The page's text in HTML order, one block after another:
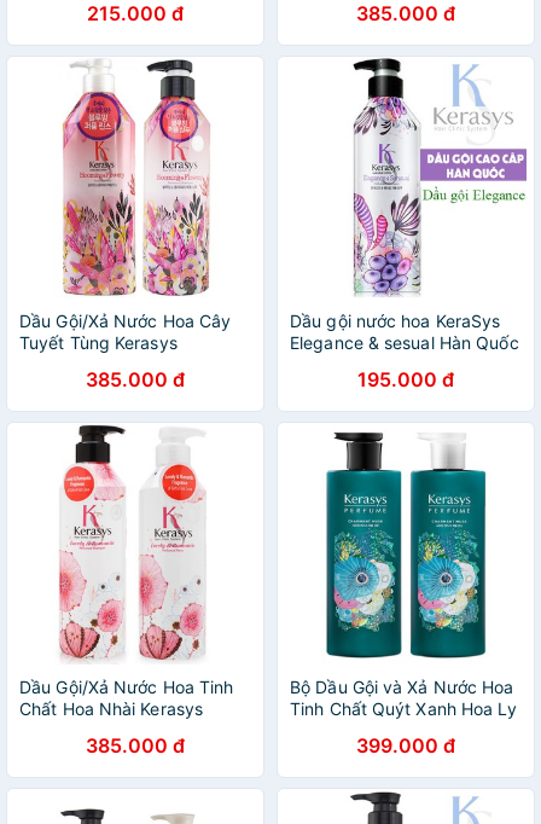
Premium Hàn Quốc
215.000 đ
Hàng chính hãng
385.000 đ
Dầu Gội/Xả Nước Hoa Cây
Tuyết Tùng Kerasys
600ml - Hàng chính hãng
385.000 đ
Dầu gội nước hoa KeraSys
Elegance & sesual Hàn Quốc
195.000 đ
Dầu Gội/Xả Nước Hoa Tinh
Chất Hoa Nhài Kerasys
Quốc 600ml - Hàng chính
hãng
385.000 đ
Bộ Dầu Gội và Xả Nước Hoa
Tinh Chất Quýt Xanh Hoa Ly
Hàng Chính Hãng
399.000 đ